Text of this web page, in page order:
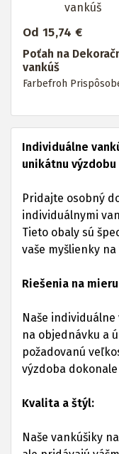
Od 15,74 €
Poťah na
vankúš
Farbefroh
Individuálne
unikátnu výzdobu
Pridajte osobný
individuálnymi
Tieto obaly sú
vaše myšlienky
Riešenia na
Naše
na objednávku a
požadovanú
výzdoba
Kvalita a štýl:
Naše vankúšiky